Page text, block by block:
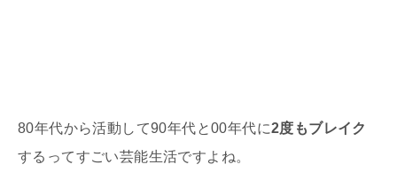
80年代から活動して90年代と00年代に2度もブレイク
するってすごい芸能生活ですよね。